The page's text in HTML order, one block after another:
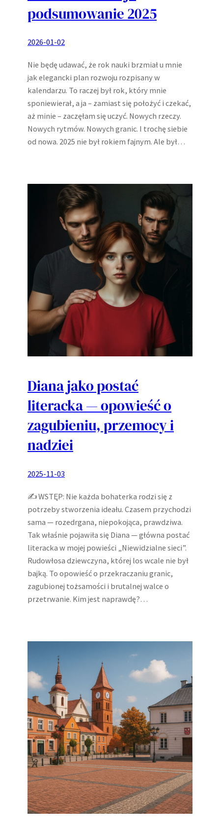
podsumowanie 2025
2026-01-02
Nie będę udawać, że rok nauki brzmiał u mnie
jak elegancki plan rozwoju rozpisany w
kalendarzu. To raczej był rok, który mnie
sponiewierał, a ja – zamiast się położyć i czekać,
aż minie – zaczęłam się uczyć. Nowych rzeczy.
Nowych rytmów. Nowych granic. I trochę siebie
od nowa. 2025 nie był rokiem fajnym. Ale był…
Diana jako postać
literacka — opowieść o
zagubieniu, przemocy i
nadziei
2025-11-03
✍️ WSTĘP: Nie każda bohaterka rodzi się z
potrzeby stworzenia ideału. Czasem przychodzi
sama — rozedrgana, niepokojąca, prawdziwa.
Tak właśnie pojawiła się Diana — główna postać
literacka w mojej powieści „Niewidzialne sieci”.
Rudowłosa dziewczyna, której los wcale nie był
bajką. To opowieść o przekraczaniu granic,
zagubionej tożsamości i brutalnej walce o
przetrwanie. Kim jest naprawdę?…